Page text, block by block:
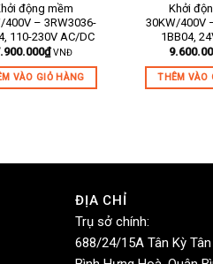
động mềm
400V – 3RW3036-
110-230V AC/DC
₫ VNĐ
VÀO GIỎ HÀNG
Mã sản phẩm:
Mô tả ngắn:
Khởi
30KW/400V
1BB04,
THÊM VÀO
ĐỊA CHỈ
Trụ sở chính:
688/24/15A Tân Kỳ